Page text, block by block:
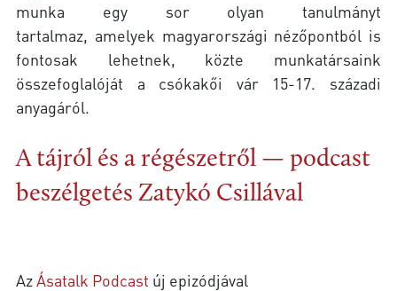
munka egy sor olyan tanulmányt
tartalmaz, amelyek magyarországi nézőpontból is
fontosak lehetnek, közte munkatársaink
összefoglalóját a csókakői vár 15-17. századi
anyagáról.
A tájról és a régészetről — podcast
beszélgetés Zatykó Csillával
AzÁsatalk Podcast új epizódjával